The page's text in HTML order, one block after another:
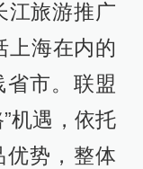
江旅游推广
上海在内的
市。联盟
机遇，依托
势，整体